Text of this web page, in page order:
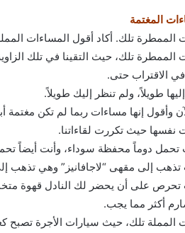
إ
ل
ك
ر
الممطرة تلك. أكاد أقول المساءات
الممطرة تلك، حيث التقينا في تلك
الاقتراب حتى.
طويلاً، ولم تنظر إليك طويلاً.
وأقول إنها مساءات ربما لم تكن مغتمة
نفسها حيث تكررت لقاءاتنا.
تحمل دوماً محفظة سوداء، وأنت أيضاً
إلى مقهى “لاجافانيز” وهي تذهب
على أن يحضر لك النادل قهوة
أكثر مما يجب.
المملة تلك، حيث سيارات الأجرة